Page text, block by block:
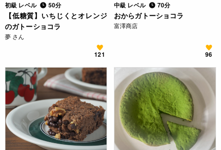
初級 レベル 50分
【低糖質】いちじくとオレンジ
のガトーショコラ
夢 さん
121
中級 レベル 70分
おからガトーショコラ
富澤商店
96